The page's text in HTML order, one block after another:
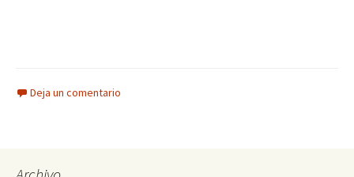
Deja un comentario